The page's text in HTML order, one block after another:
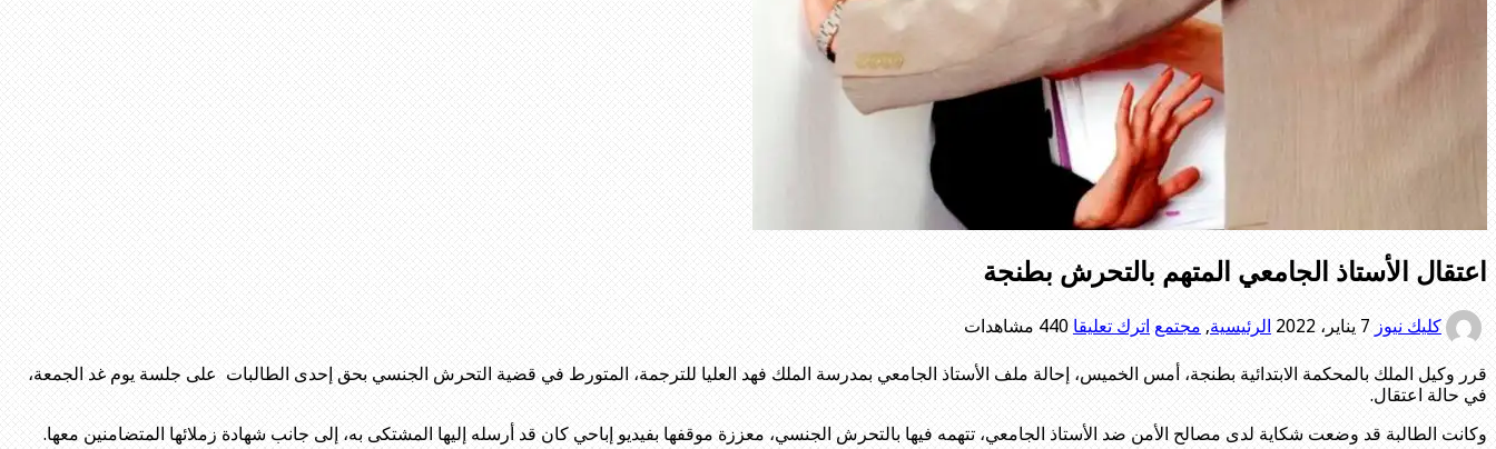
اعتقال الأستاذ الجامعي المتهم بالتحرش بطنجة
كليك نيوز 7 يناير، 2022 الرئيسية, مجتمع اترك تعليقا 440 مشاهدات
قرر وكيل الملك بالمحكمة الابتدائية بطنجة، أمس الخميس، إحالة ملف الأستاذ الجامعي بمدرسة الملك فهد العليا للترجمة، المتورط في قضية التحرش الجنسي بحق إحدى الطالبات على جلسة يوم غد الجمعة،
في حالة اعتقال.
وكانت الطالبة قد وضعت شكاية لدى مصالح الأمن ضد الأستاذ الجامعي، تتهمه فيها بالتحرش الجنسي، معززة موقفها بفيديو إباحي كان قد أرسله إليها المشتكى به، إلى جانب شهادة زملائها المتضامنين معها.